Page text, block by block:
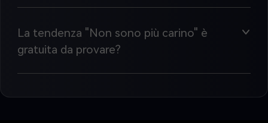
La tendenza "Non sono più carino" è
gratuita da provare?